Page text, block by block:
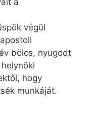
a
végül
bölcs, nyugodt
hogy
munkáját.